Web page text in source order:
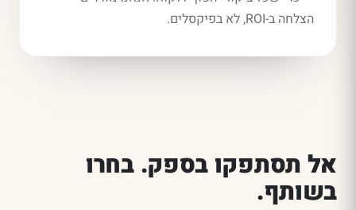
הצלחה ב-ROI, לא בפיקסלים.
אל תסתפקו בספק. בחרו
בשותף.